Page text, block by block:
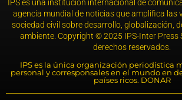
IPS es una institución internacional de
agencia mundial de noticias que amplifica las
sociedad civil sobre desarrollo, globalización,
ambiente. Copyright © 2025 IPS-Inter Press
derechos reservados.
IPS es la única organización periodística
personal y corresponsales en el mundo en
países ricos. DONAR